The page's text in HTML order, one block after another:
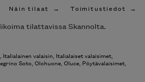
Näin tilaat Toimitustiedot
tilattavissa Skannolta.
, Italialainen valaisin, Italialaiset valaisimet,
Soto, Olohuone, Oluce, Pöytävalaisimet,